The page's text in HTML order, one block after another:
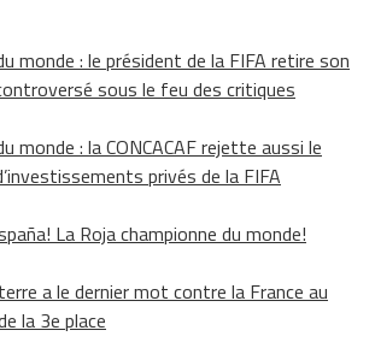
monde : le président de la FIFA retire son
sous le feu des critiques
monde : la CONCACAF rejette aussi le
privés de la FIFA
La Roja championne du monde!
a le dernier mot contre la France au
la 3e place